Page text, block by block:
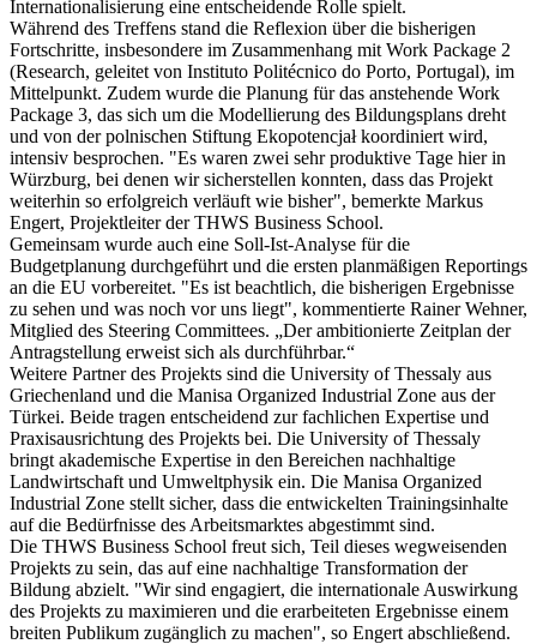
Internationalisierung eine entscheidende Rolle spielt.
Während des Treffens stand die Reflexion über die bisherigen
Fortschritte, insbesondere im Zusammenhang mit Work Package 2
(Research, geleitet von Instituto Politécnico do Porto, Portugal), im
Mittelpunkt. Zudem wurde die Planung für das anstehende Work
Package 3, das sich um die Modellierung des Bildungsplans dreht
und von der polnischen Stiftung Ekopotencjał koordiniert wird,
intensiv besprochen. "Es waren zwei sehr produktive Tage hier in
Würzburg, bei denen wir sicherstellen konnten, dass das Projekt
weiterhin so erfolgreich verläuft wie bisher", bemerkte Markus
Engert, Projektleiter der THWS Business School.
Gemeinsam wurde auch eine Soll-Ist-Analyse für die
Budgetplanung durchgeführt und die ersten planmäßigen Reportings
an die EU vorbereitet. "Es ist beachtlich, die bisherigen Ergebnisse
zu sehen und was noch vor uns liegt", kommentierte Rainer Wehner,
Mitglied des Steering Committees. „Der ambitionierte Zeitplan der
Antragstellung erweist sich als durchführbar.“
Weitere Partner des Projekts sind die University of Thessaly aus
Griechenland und die Manisa Organized Industrial Zone aus der
Türkei. Beide tragen entscheidend zur fachlichen Expertise und
Praxisausrichtung des Projekts bei. Die University of Thessaly
bringt akademische Expertise in den Bereichen nachhaltige
Landwirtschaft und Umweltphysik ein. Die Manisa Organized
Industrial Zone stellt sicher, dass die entwickelten Trainingsinhalte
auf die Bedürfnisse des Arbeitsmarktes abgestimmt sind.
Die THWS Business School freut sich, Teil dieses wegweisenden
Projekts zu sein, das auf eine nachhaltige Transformation der
Bildung abzielt. "Wir sind engagiert, die internationale Auswirkung
des Projekts zu maximieren und die erarbeiteten Ergebnisse einem
breiten Publikum zugänglich zu machen", so Engert abschließend.